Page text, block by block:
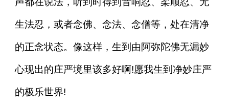
生法忍，或者念佛、念法、念僧等，处在清净
的正念状态。像这样，生到由阿弥陀佛无漏妙
心现出的庄严境里该多好啊!愿我生到净妙庄严
的极乐世界!